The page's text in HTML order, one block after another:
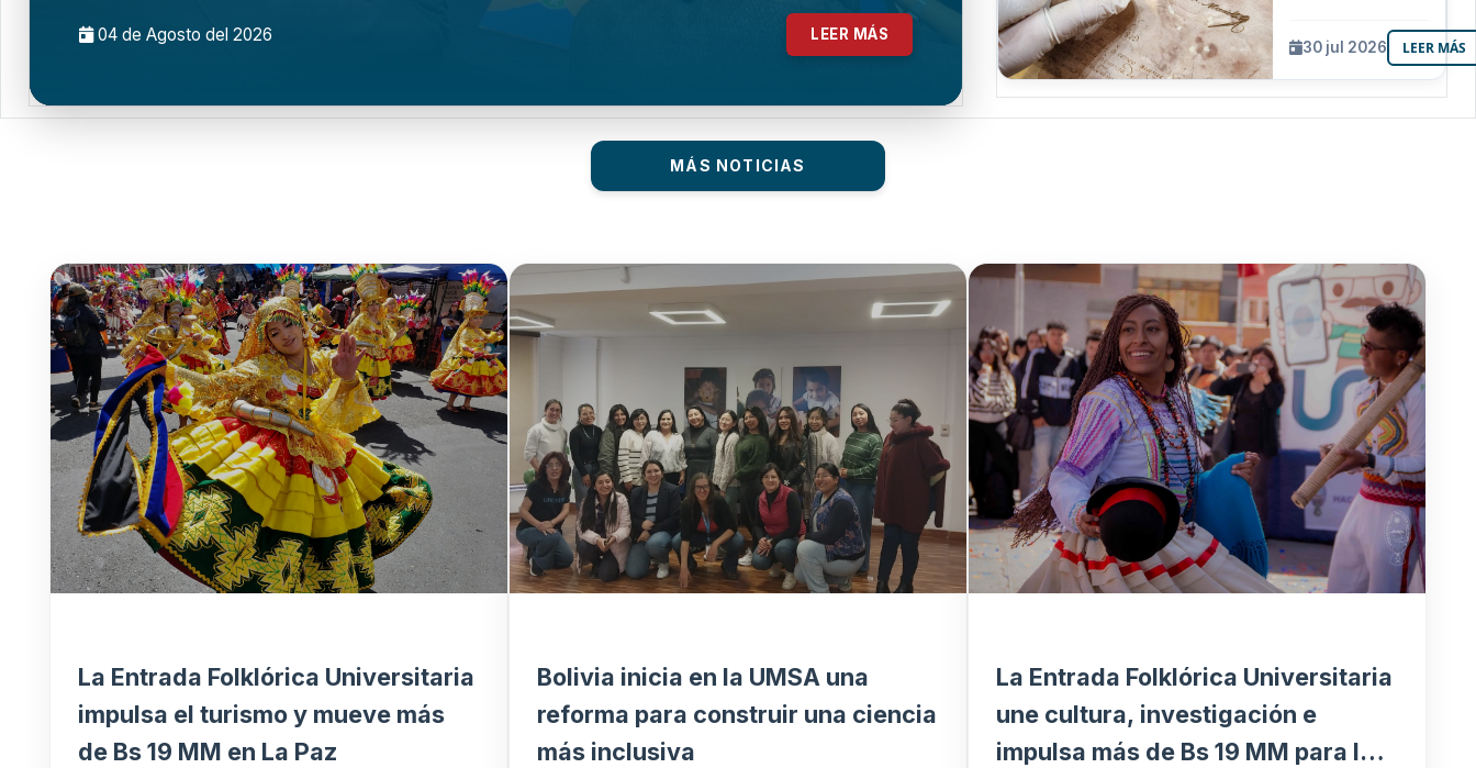
04 de Agosto del 2026 LEER MÁS
UMSA
resguarda 6
joyas de la
30 jul 2026 LEER MÁS
MÁS NOTICIAS
La Entrada Folklórica Universitaria
impulsa el turismo y mueve más
de Bs 19 MM en La Paz
Bolivia inicia en la UMSA una
reforma para construir una ciencia
más inclusiva
La Entrada Folklórica Universitaria
une cultura, investigación e
impulsa más de Bs 19 MM para la